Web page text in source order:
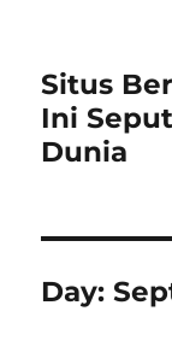
Situs
Ini
Dunia
Day: